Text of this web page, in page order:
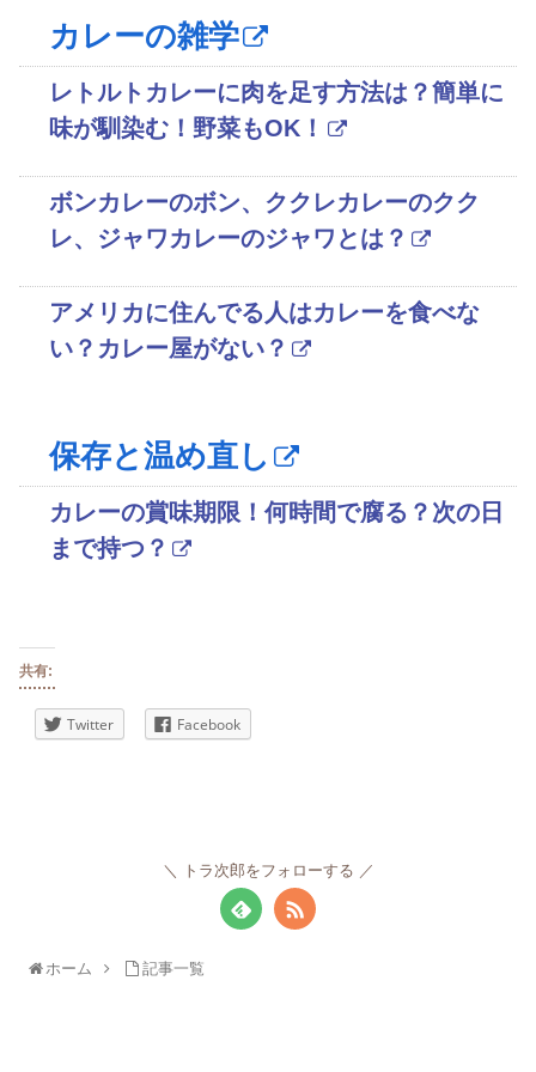
カレーの雑学
レトルトカレーに肉を足す方法は？簡単に
味が馴染む！野菜もOK！
ボンカレーのボン、ククレカレーのクク
レ、ジャワカレーのジャワとは？
アメリカに住んでる人はカレーを食べな
い？カレー屋がない？
保存と温め直し
カレーの賞味期限！何時間で腐る？次の日
まで持つ？
共有:
Twitter Facebook
トラ次郎をフォローする
ホーム 記事一覧